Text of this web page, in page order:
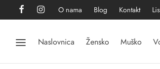
O nama Blog Kontakt
Naslovnica Žensko Muško